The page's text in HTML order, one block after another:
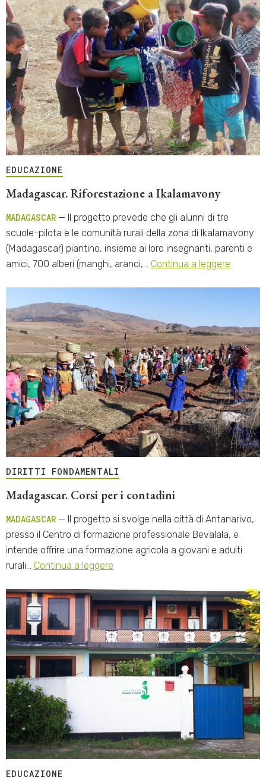
EDUCAZIONE
Madagascar. Riforestazione a Ikalamavony
MADAGASCAR — Il progetto prevede che gli alunni di tre
scuole-pilota e le comunità rurali della zona di Ikalamavony
(Madagascar) piantino, insieme ai loro insegnanti, parenti e
amici, 700 alberi (manghi, aranci,… Continua a leggere
DIRITTI FONDAMENTALI
Madagascar. Corsi per i contadini
MADAGASCAR — Il progetto si svolge nella città di Antanarivo,
presso il Centro di formazione professionale Bevalala, e
intende offrire una formazione agricola a giovani e adulti
rurali… Continua a leggere
EDUCAZIONE